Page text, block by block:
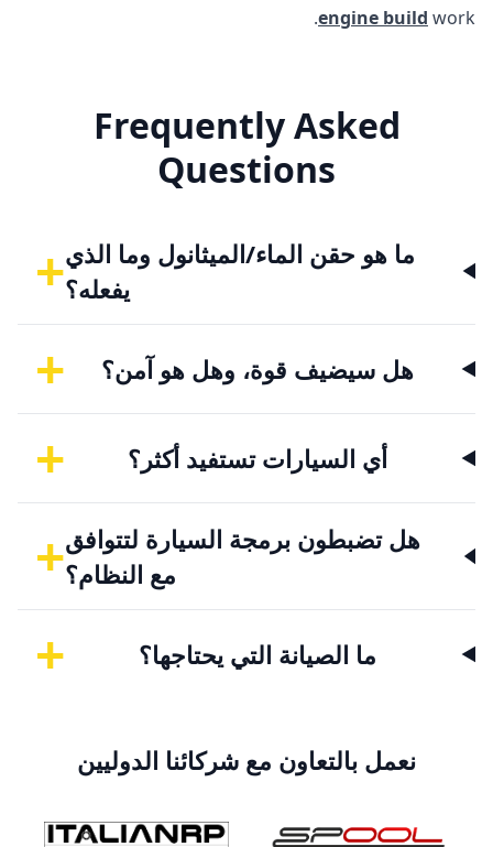
engine build work.
Frequently Asked
Questions
ما هو حقن الماء/الميثانول وما الذي
يفعله؟+
هل سيضيف قوة، وهل هو آمن؟ +
أي السيارات تستفيد أكثر؟ +
هل تضبطون برمجة السيارة لتتوافق
مع النظام؟+
ما الصيانة التي يحتاجها؟ +
نعمل بالتعاون مع شركائنا الدوليين